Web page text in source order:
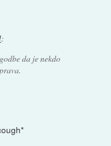
:
da je nekdo